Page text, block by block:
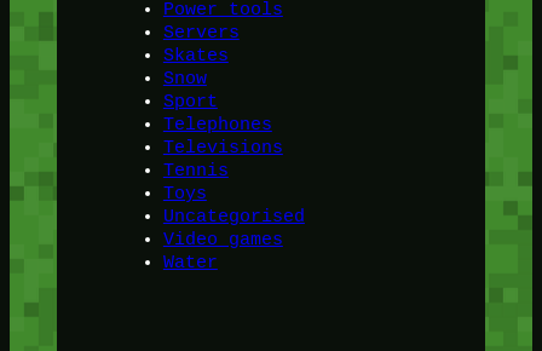
Power tools
Servers
Skates
Snow
Sport
Telephones
Televisions
Tennis
Toys
Uncategorised
Video games
Water